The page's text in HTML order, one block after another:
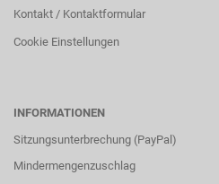
Kontakt / Kontaktformular
Cookie Einstellungen
INFORMATIONEN
Sitzungsunterbrechung (PayPal)
Mindermengenzuschlag